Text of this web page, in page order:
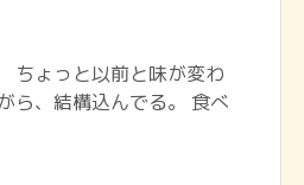
ちょっと以前と味が変わ
ら、結構込んでる。 食べ